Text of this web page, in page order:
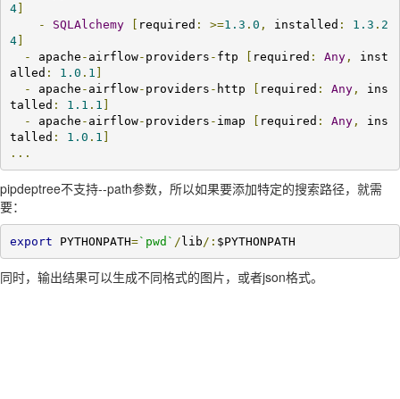
4]
-
SQLAlchemy [ required : >=1.3 . 0 , installed : 1.3 . 2
4]
- apache - airflow- providers - ftp [ required : Any,
inst
alled : 1.0 . 1 ]
- apache - airflow- providers - http [ required : Any,
ins
talled : 1.1 . 1 ]
- apache - airflow- providers - imap [ required : Any,
ins
talled : 1.0 . 1 ]
...
pipdeptree不支持--path参数，所以如果要添加特定的搜索路径，就需
要：
export PYTHONPATH=`pwd` /lib /: $PYTHONPATH
同时，输出结果可以生成不同格式的图片，或者json格式。